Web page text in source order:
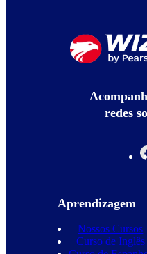
redes
Aprendizagem
Nossos Cursos
Curso de Inglês